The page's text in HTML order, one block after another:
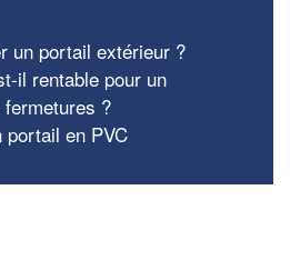
un portail extérieur ?
il rentable pour un
?
portail en PVC